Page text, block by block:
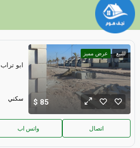
للبيع عرض مميز
85
ابو تراب ٢٠٠ متر
سكني
واتس اب اتصال